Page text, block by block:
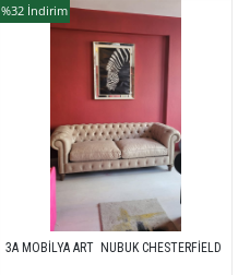
3A MOBİLYA ART  NUBUK CHESTERFİELD
%32 İndirim